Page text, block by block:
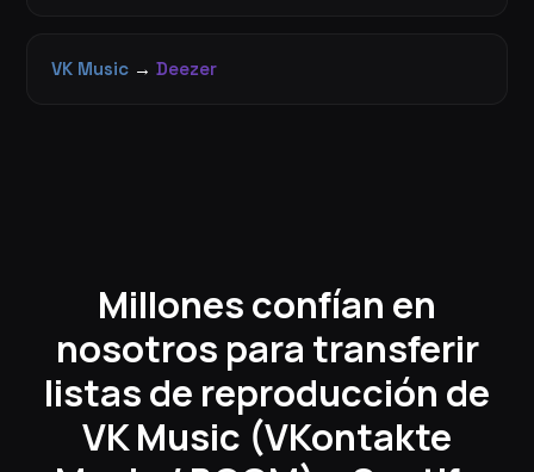
VK Music → Deezer
Millones confían en
nosotros para transferir
listas de reproducción de
VK Music (VKontakte